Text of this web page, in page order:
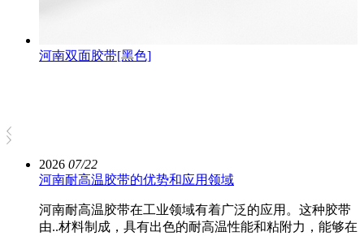
河南双面胶带[黑色]
2026 07/22
河南耐高温胶带的优势和应用领域
河南耐高温胶带在工业领域有着广泛的应用。这种胶带
由..材料制成，具有出色的耐高温性能和粘附力，能够在